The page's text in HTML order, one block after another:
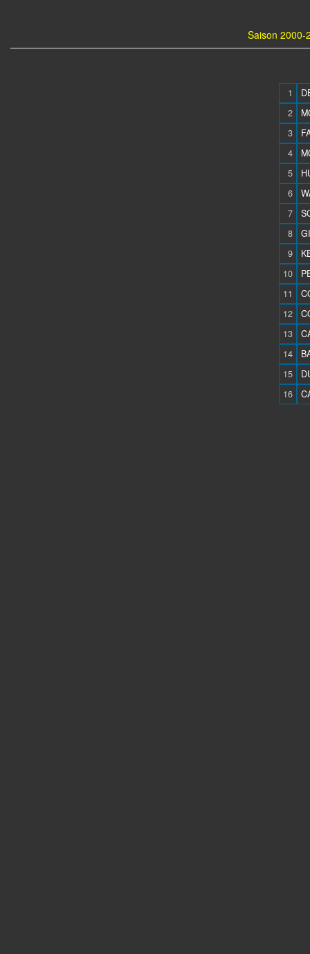
Saison 2000-
1
2
3
4
5
6
7
8
9
10
11
12
13
14
15
16